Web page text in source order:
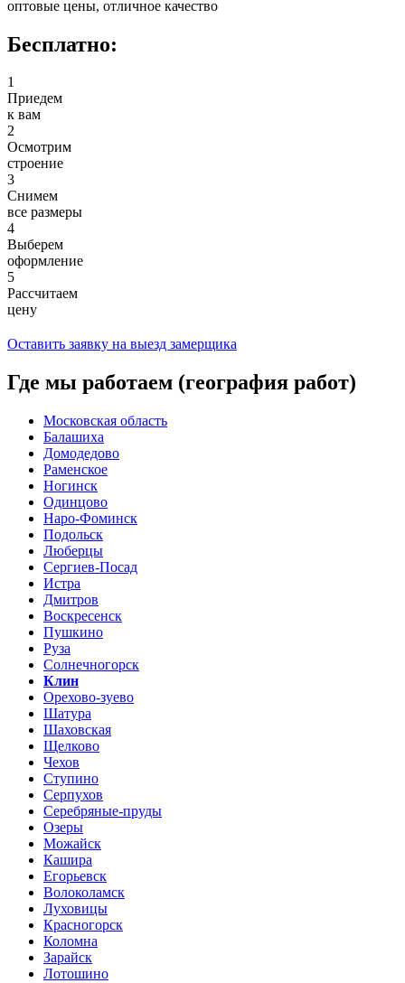
оптовые цены, отличное качество
Бесплатно:
1
Приедем
к вам
2
Осмотрим
строение
3
Снимем
все размеры
4
Выберем
оформление
5
Рассчитаем
цену
Оставить заявку на выезд замерщика
Где мы работаем (география работ)
Московская область
Балашиха
Домодедово
Раменское
Ногинск
Одинцово
Наро-Фоминск
Подольск
Люберцы
Сергиев-Посад
Истра
Дмитров
Воскресенск
Пушкино
Руза
Солнечногорск
Клин
Орехово-зуево
Шатура
Шаховская
Щелково
Чехов
Ступино
Серпухов
Серебряные-пруды
Озеры
Можайск
Кашира
Егорьевск
Волоколамск
Луховицы
Красногорск
Коломна
Зарайск
Лотошино